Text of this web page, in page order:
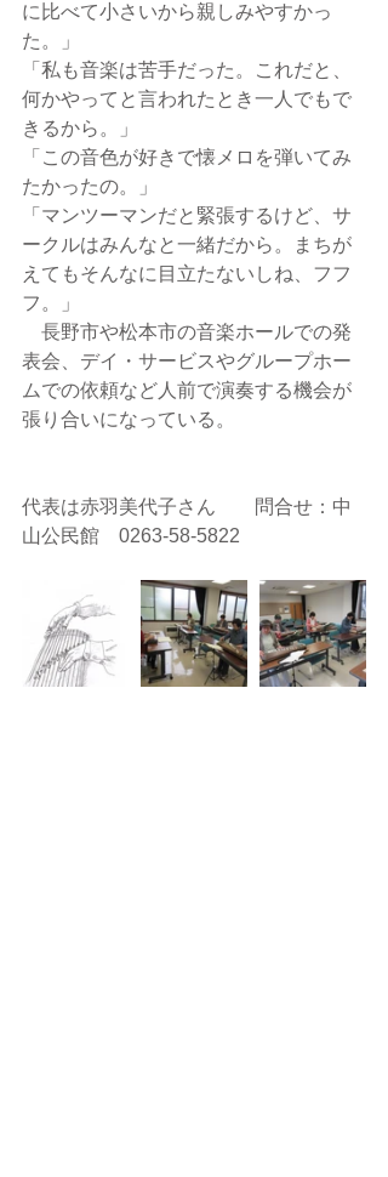
に比べて小さいから親しみやすかっ
た。」
「私も音楽は苦手だった。これだと、
何かやってと言われたとき一人でもで
きるから。」
「この音色が好きで懐メロを弾いてみ
たかったの。」
「マンツーマンだと緊張するけど、サ
ークルはみんなと一緒だから。まちが
えてもそんなに目立たないしね、フフ
フ。」
長野市や松本市の音楽ホールでの発
表会、デイ・サービスやグループホー
ムでの依頼など人前で演奏する機会が
張り合いになっている。
代表は赤羽美代子さん　　問合せ：中
山公民館　0263-58-5822